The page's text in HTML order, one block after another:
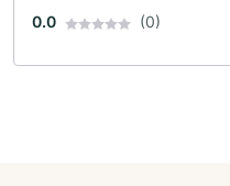
0.0 (0)